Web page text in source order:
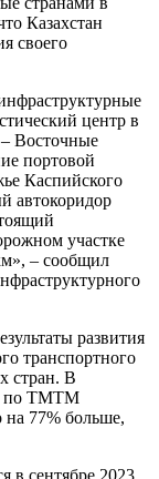
Казахстан
своего
центр в
Восточные
портовой
Каспийского
автокоридор
участке
– сообщил
развития
транспортного
стран. В
по ТМТМ
на 77% больше,
в сентябре 2023